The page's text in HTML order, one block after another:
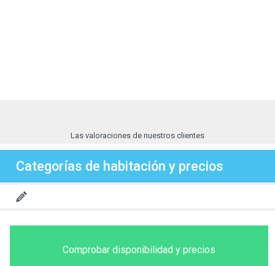
Las valoraciones de nuestros clientes
Categorías de habitación y precios
Comprobar disponibilidad y precios